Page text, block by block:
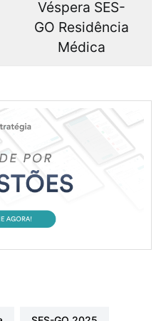
Véspera SES-
GO Residência
Médica